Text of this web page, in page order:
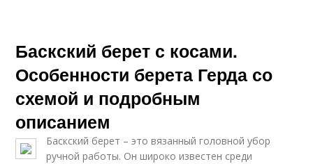
Баскский берет с косами.
Особенности берета Герда со
схемой и подробным
описанием
Баскский берет – это вязанный головной убор
ручной работы. Он широко известен среди